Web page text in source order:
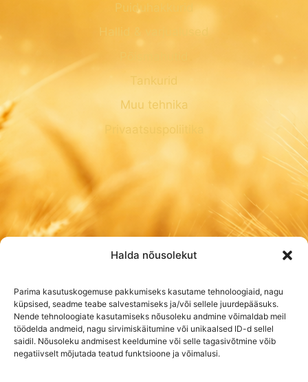
Halda nõusolekut
Parima kasutuskogemuse pakkumiseks kasutame tehnoloogiaid, nagu
küpsised, seadme teabe salvestamiseks ja/või sellele juurdepääsuks.
Nende tehnoloogiate kasutamiseks nõusoleku andmine võimaldab meil
töödelda andmeid, nagu sirvimiskäitumine või unikaalsed ID-d sellel
saidil. Nõusoleku andmisest keeldumine või selle tagasivõtmine võib
negatiivselt mõjutada teatud funktsioone ja võimalusi.
Puiduhakkurid
Hallid & varjualused
Tankurid
Muu tehnika
Privaatsuspoliitika